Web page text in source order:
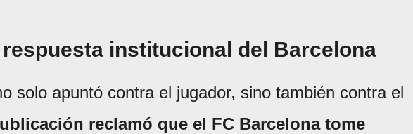
institucional del Barcelona
solo apuntó contra el jugador, sino también contra el
reclamó que el FC Barcelona tome